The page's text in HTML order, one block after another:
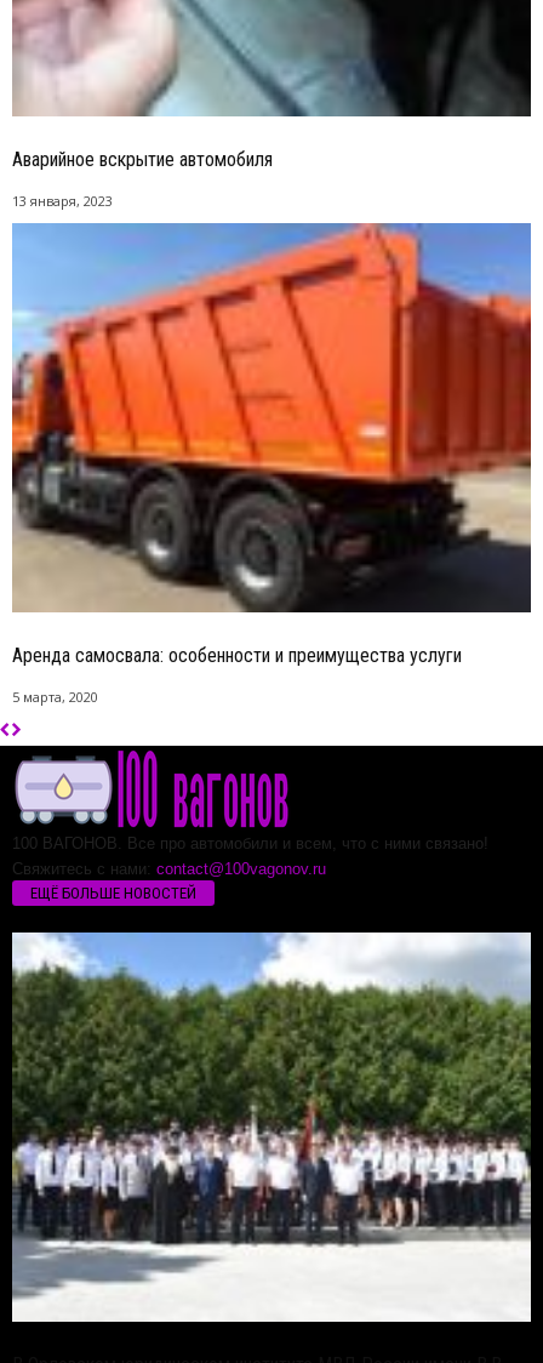
Аварийное вскрытие автомобиля
13 января, 2023
Аренда самосвала: особенности и преимущества услуги
5 марта, 2020
100 ВАГОНОВ. Все про автомобили и всем, что с ними связано!
Свяжитесь с нами: contact@100vagonov.ru
ЕЩЁ БОЛЬШЕ НОВОСТЕЙ